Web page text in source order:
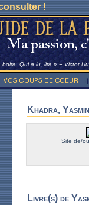
!
boira. Qui a lu, lira » -- Victor
Khadra,
Site de/
Livre(s) de